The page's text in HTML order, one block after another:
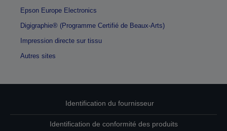
Epson Europe Electronics
Digigraphie® (Programme Certifié de Beaux-Arts)
Impression directe sur tissu
Autres sites
Identification du fournisseur
Identification de conformité des produits